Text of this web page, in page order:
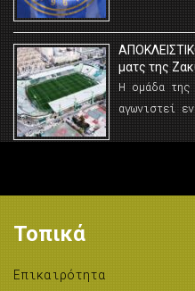
ματς της
Η ομάδα της
αγωνιστεί
Τοπικά
Επικαιρότητα